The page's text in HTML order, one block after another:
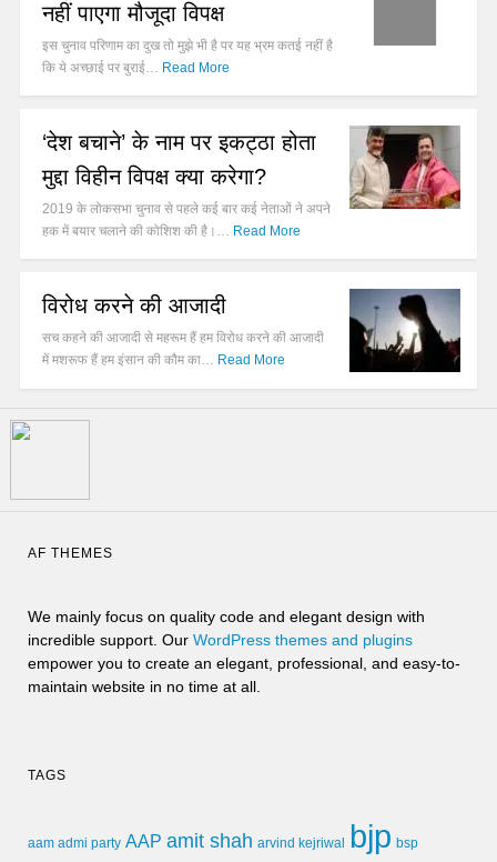
नहीं पाएगा मौजूदा विपक्ष
इस चुनाव परिणाम का दुख तो मुझे भी है पर यह भ्रम कतई नहीं है
कि ये अच्छाई पर बुराई… Read More
‘देश बचाने’ के नाम पर इकट्ठा होता
मुद्दा विहीन विपक्ष क्या करेगा?
2019 के लोकसभा चुनाव से पहले कई बार कई नेताओं ने अपने
हक में बयार चलाने की कोशिश की है।… Read More
विरोध करने की आजादी
सच कहने की आजादी से महरूम हैं हम विरोध करने की आजादी
में मशरूफ हैं हम इंसान की कौम का… Read More
AF THEMES
We mainly focus on quality code and elegant design with
incredible support. Our WordPress themes and plugins
empower you to create an elegant, professional, and easy-to-
maintain website in no time at all.
TAGS
aam admi party AAP amit shah arvind kejriwal bjp bsp